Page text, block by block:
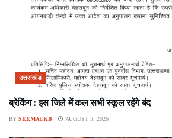
उत्तराखंड
ब्रेकिंग : इस जिले में कल सभी स्कूल रहेंगे बंद
BY SEEMAUKB AUGUST 5, 2026